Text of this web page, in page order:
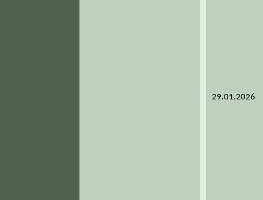
29.01.2026